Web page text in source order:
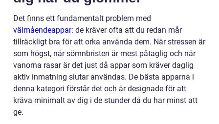
Det finns ett fundamentalt problem med
välmåendeappar: de kräver ofta att du redan mår
tillräckligt bra för att orka använda dem. När stressen är
som högst, när sömnbristen är mest påtaglig och när
vanorna rasar är det just då appar som kräver daglig
aktiv inmatning slutar användas. De bästa apparna i
denna kategori förstår det och är designade för att
kräva minimalt av dig i de stunder då du har minst att
ge.